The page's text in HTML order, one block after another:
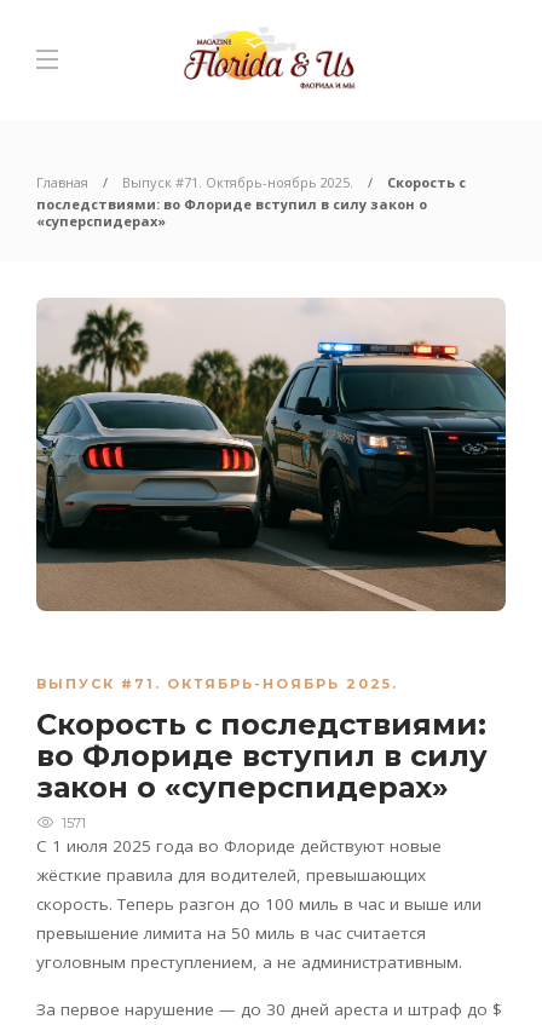
Главная Выпуск #71. Октябрь-ноябрь 2025.
Скорость с
последствиями: во Флориде вступил в силу закон о
«суперспидерах»
ВЫПУСК #71. ОКТЯБРЬ-НОЯБРЬ 2025.
Скорость с последствиями:
во Флориде вступил в силу
закон о «суперспидерах»
1571
С 1 июля 2025 года во Флориде действуют новые
жёсткие правила для водителей, превышающих
скорость. Теперь разгон до 100 миль в час и выше или
превышение лимита на 50 миль в час считается
уголовным преступлением, а не административным.
За первое нарушение — до 30 дней ареста и штраф до $